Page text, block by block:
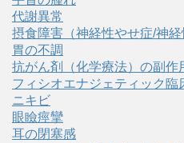
代謝異常
摂食障害（神経性やせ症/神経
胃の不調
抗がん剤（化学療法）の副作
フィシオエナジェティック臨
ニキビ
眼瞼痙攣
耳の閉塞感